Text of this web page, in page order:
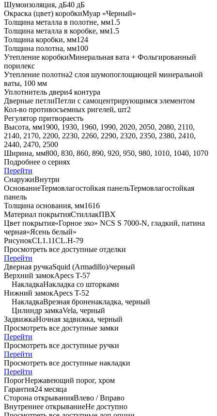
Шумоизоляция, дБ40 дБ
Окраска (цвет) коробкиМуар «Черный»
Толщина металла в полотне, мм1.5
Толщина металла в коробке, мм1.5
Толщина коробки, мм124
Толщина полотна, мм100
Утепление коробкиМинеральная вата + Фольгированный
порилекс
Утепление полотна2 слоя шумопоглощающей минеральной
ваты, 100 мм
Уплотнитель двери4 контура
Дверные петлиПетли с самоцентрирующимся элементом
Кол-во противосъемных ригелей, шт2
Регулятор притвораесть
Высота, мм1900, 1930, 1960, 1990, 2020, 2050, 2080, 2110,
2140, 2170, 2200, 2230, 2260, 2290, 2320, 2350, 2380, 2410,
2440, 2470, 2500
Ширина, мм800, 830, 860, 890, 920, 950, 980, 1010, 1040, 1070
Подробнее о сериях
Перейти
СнаружиВнутри
ОснованиеТермовлагостойкая панельТермовлагостойкая
панель
Толщина основания, мм1616
Материал покрытияСтиллакПВХ
Цвет покрытия«Горное эхо» NCS S 7000-N, гладкий, патина
черная«Ясень белый»
РисунокCL1.11CL.Н-79
Просмотреть все доступные отделки
Перейти
Дверная ручкаSquid (Armadillo)/черный
Верхний замокApecs T-57
НакладкаНакладка со шторками
Нижний замокApecs T-52
НакладкаВрезная броненакладка, черный
Цилиндр замкаVela, черный
ЗадвижкаНочная задвижка, черный
Просмотреть все доступные замки
Перейти
Просмотреть все доступные ручки
Перейти
Просмотреть все доступные накладки
Перейти
ПорогНержавеющий порог, хром
Гарантия24 месяца
Сторона открыванияВлево / Вправо
Внутреннее открываниеНе доступно